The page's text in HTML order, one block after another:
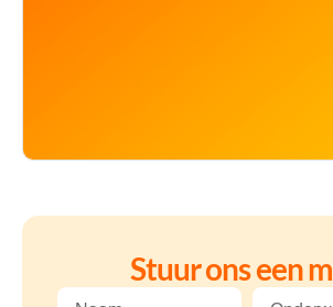
Stuur ons een